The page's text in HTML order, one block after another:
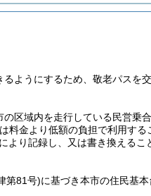
ようにするため、敬老パスを
区域内を走行している民営乗
料金より低額の負担で利用す
より記録し、又は書き換えるこ
第81号)に基づき本市の住民基